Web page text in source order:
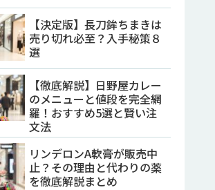
【決定版】長刀鉾ちまきは
売り切れ必至？入手秘策８
選
【徹底解説】日野屋カレー
のメニューと値段を完全網
羅！おすすめ5選と賢い注
文法
リンデロンA軟膏が販売中
止？その理由と代わりの薬
を徹底解説まとめ